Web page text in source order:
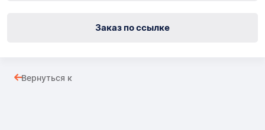
Заказ по ссылке
Вернуться к